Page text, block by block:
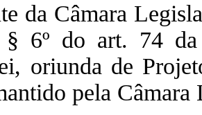
da Câmara
§ 6º do art. 74
oriunda de
pela